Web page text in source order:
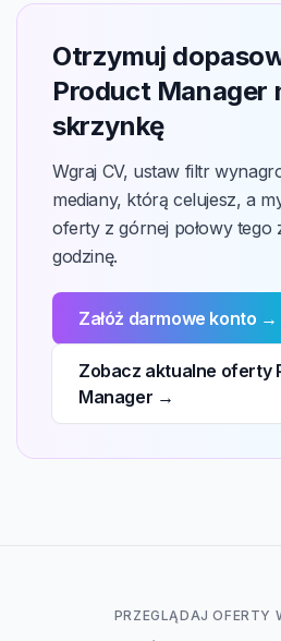
Otrzymuj
Product Manager
skrzynkę
Wgraj CV, ustaw filtr
mediany, którą celujesz, a
oferty z górnej połowy tego
godzinę.
Załóż darmowe konto →
Zobacz aktualne oferty
Manager →
PRZEGLĄDAJ OFERTY